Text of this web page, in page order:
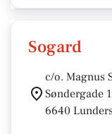
Sogard
c/o. Magnus
Søndergade
6640